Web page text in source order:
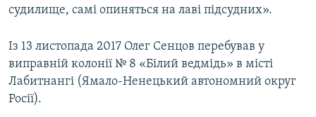
судилище, самі опиняться на лаві підсудних».
Із 13 листопада 2017 Олег Сенцов перебував у
виправній колонії № 8 «Білий ведмідь» в місті
Лабитнангі (Ямало-Ненецький автономний округ
Росії).